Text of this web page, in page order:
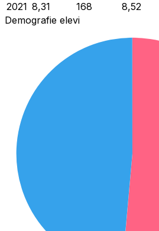
2021 8,31 168 8,52
Demografie elevi